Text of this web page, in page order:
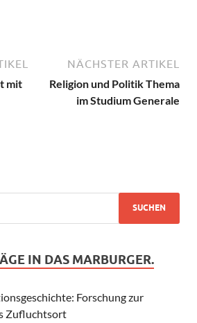
mit
NÄCHSTER ARTIKEL
Religion und Politik Thema
im Studium Generale
IN DAS MARBURGER.
Forschung zur
Zufluchtsort